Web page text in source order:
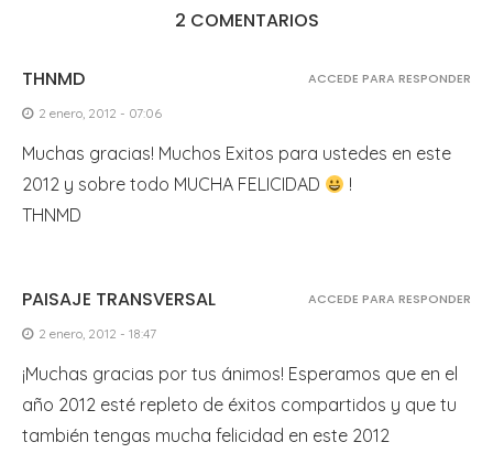
2 COMENTARIOS
THNMD
2 enero, 2012 - 07:06
Muchas gracias! Muchos Exitos para ustedes en este
2012 y sobre todo MUCHA FELICIDAD
!
THNMD
ACCEDE PARA RESPONDER
PAISAJE TRANSVERSAL
2 enero, 2012 - 18:47
¡Muchas gracias por tus ánimos! Esperamos que en el
año 2012 esté repleto de éxitos compartidos y que tu
también tengas mucha felicidad en este 2012
ACCEDE PARA RESPONDER